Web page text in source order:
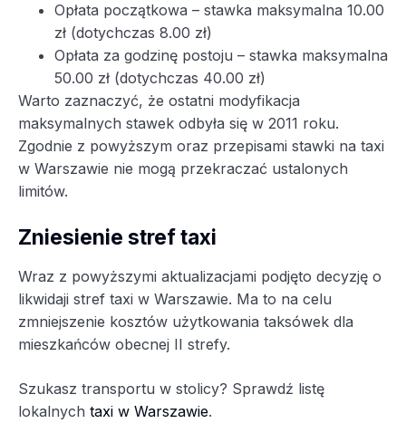
Opłata początkowa – stawka maksymalna 10.00
zł (dotychczas 8.00 zł)
Opłata za godzinę postoju – stawka maksymalna
50.00 zł (dotychczas 40.00 zł)
Warto zaznaczyć, że ostatni modyfikacja
maksymalnych stawek odbyła się w 2011 roku.
Zgodnie z powyższym oraz przepisami stawki na taxi
w Warszawie nie mogą przekraczać ustalonych
limitów.
Zniesienie stref taxi
Wraz z powyższymi aktualizacjami podjęto decyzję o
likwidaji stref taxi w Warszawie. Ma to na celu
zmniejszenie kosztów użytkowania taksówek dla
mieszkańców obecnej II strefy.
Szukasz transportu w stolicy? Sprawdź listę
lokalnych taxi w Warszawie.